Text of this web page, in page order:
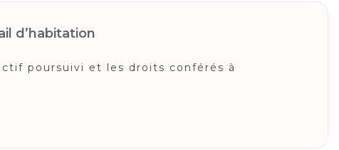
d’habitation
poursuivi et les droits conférés à